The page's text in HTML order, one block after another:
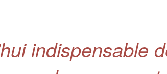
indispensable